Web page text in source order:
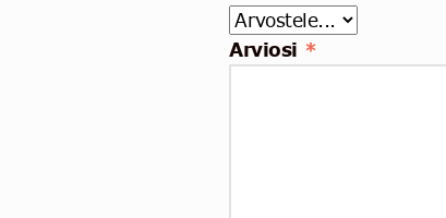
Arviosi *